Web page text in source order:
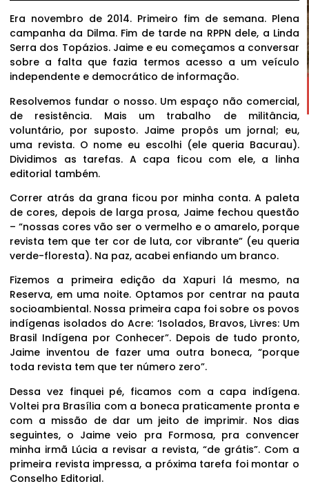
Era novembro de 2014. Primeiro fim de semana. Plena
campanha da Dilma. Fim de tarde na RPPN dele, a Linda
Serra dos Topázios. Jaime e eu começamos a conversar
sobre a falta que fazia termos acesso a um veículo
independente e democrático de informação.
Resolvemos fundar o nosso. Um espaço não comercial,
de resistência. Mais um trabalho de militância,
voluntário, por suposto. Jaime propôs um jornal; eu,
uma revista. O nome eu escolhi (ele queria Bacurau).
Dividimos as tarefas. A capa ficou com ele, a linha
editorial também.
Correr atrás da grana ficou por minha conta. A paleta
de cores, depois de larga prosa, Jaime fechou questão
– “nossas cores vão ser o vermelho e o amarelo, porque
revista tem que ter cor de luta, cor vibrante” (eu queria
verde-floresta). Na paz, acabei enfiando um branco.
Fizemos a primeira edição da Xapuri lá mesmo, na
Reserva, em uma noite. Optamos por centrar na pauta
socioambiental. Nossa primeira capa foi sobre os povos
indígenas isolados do Acre: ‘Isolados, Bravos, Livres: Um
Brasil Indígena por Conhecer”. Depois de tudo pronto,
Jaime inventou de fazer uma outra boneca, “porque
toda revista tem que ter número zero”.
Dessa vez finquei pé, ficamos com a capa indígena.
Voltei pra Brasília com a boneca praticamente pronta e
com a missão de dar um jeito de imprimir. Nos dias
seguintes, o Jaime veio pra Formosa, pra convencer
minha irmã Lúcia a revisar a revista, “de grátis”. Com a
primeira revista impressa, a próxima tarefa foi montar o
Conselho Editorial.